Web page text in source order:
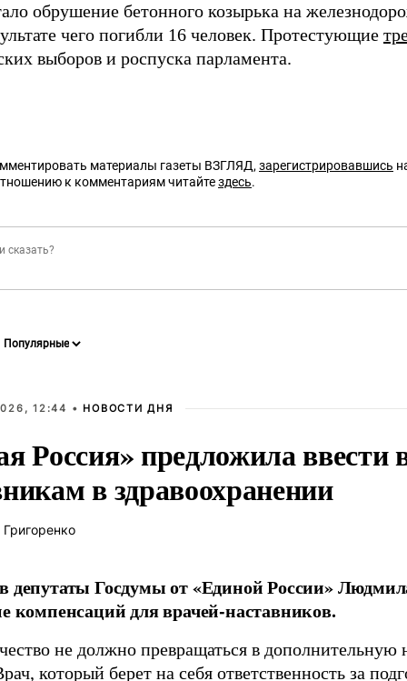
обрушение бетонного козырька на
чего погибли 16 человек. Протестующие
выборов и роспуска парламента.
материалы газеты ВЗГЛЯД, зарегистрировавшись
к комментариям читайтездесь.
12:44 • НОВОСТИ ДНЯ
Россия» предложила
в здравоохранении
депутаты Госдумы от «Единой России»
компенсаций для врачей-наставников.
не должно превращаться в дополнительную
который берет на себя ответственность за